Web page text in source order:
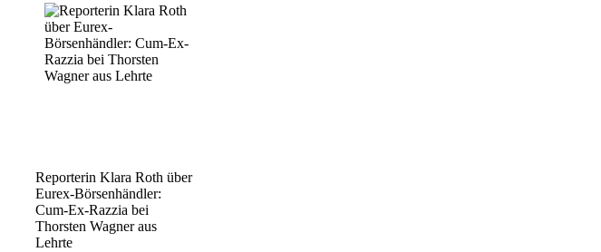
Reporterin Klara Roth über
Eurex-Börsenhändler:
Cum-Ex-Razzia bei
Thorsten Wagner aus
Lehrte